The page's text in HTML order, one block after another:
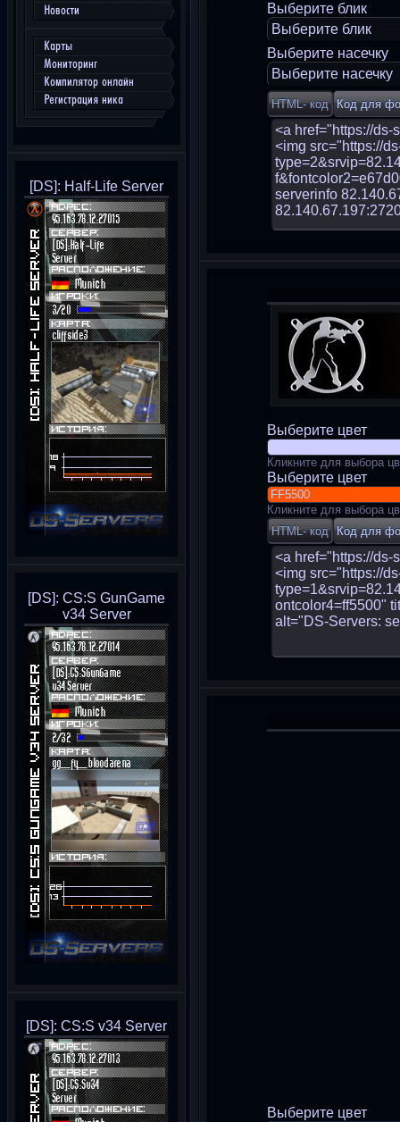
Новости
Карты
Мониторинг
Компилятор онлайн
Регистрация ника
[DS]: Half-Life Server
[DS]: CS:S GunGame
v34 Server
[DS]: CS:S v34 Server
Выберите блик
Выберите блик
Выберите насечку
Выберите насечку
Выберите цвет
Кликните для выбора
Выберите цвет
Кликните для выбора
Выберите цвет